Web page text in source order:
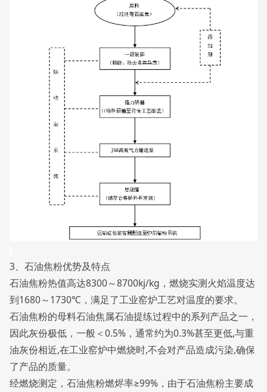
3、石油焦粉优势及特点
石油焦粉热值高达8300～8700kj/kg，燃烧实测火焰温度达
到1680～1730℃，满足了工业窑炉工艺对温度的要求。
石油焦粉的母料石油焦属石油提练过程中的系列产品之一，
因此灰份极低，一般＜0.5%，通常约为0.3%甚至更低,与重
油灰份相近,在工业窑炉中燃烧时,不会对产品造成污染,确保
了产品的质量。
经燃烧测定，石油焦粉燃烬率≥99%，由于石油焦粉主要成